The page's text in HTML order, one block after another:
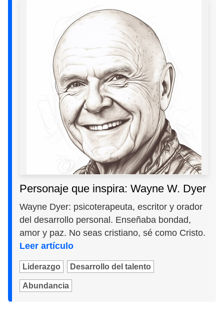
Personaje que inspira: Wayne W. Dyer
Wayne Dyer: psicoterapeuta, escritor y orador
del desarrollo personal. Enseñaba bondad,
amor y paz. No seas cristiano, sé como Cristo.
Leer artículo
Liderazgo Desarrollo del talento
Abundancia